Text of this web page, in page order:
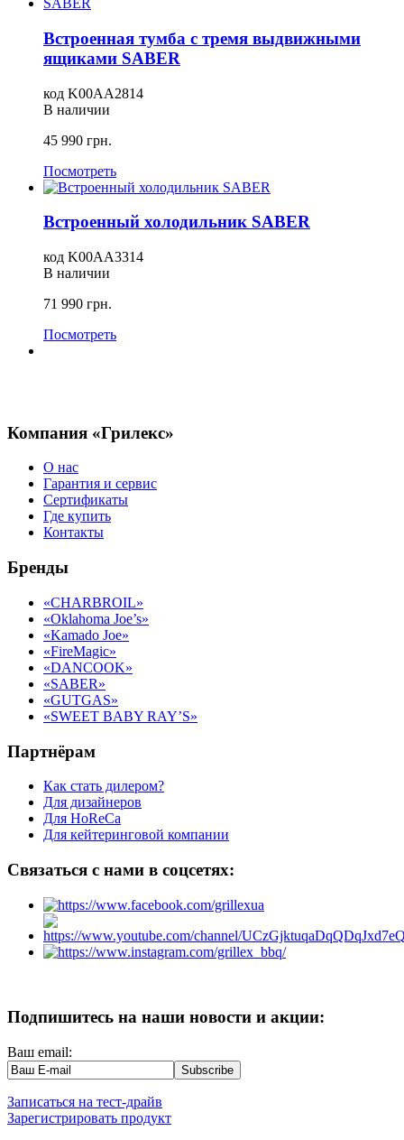
Встроенная тумба с тремя выдвижными
ящиками SABER
код K00АА2814
В наличии
45 990 грн.
Посмотреть
Встроенный холодильник SABER
код K00AA3314
В наличии
71 990 грн.
Посмотреть
Компания «Грилекс»
О нас
Гарантия и сервис
Сертификаты
Где купить
Контакты
Бренды
«CHARBROIL»
«Oklahoma Joe’s»
«Kamado Joe»
«FireMagic»
«DANCOOK»
«SABER»
«GUTGAS»
«SWEET BABY RAY’S»
Партнёрам
Как стать дилером?
Для дизайнеров
Для HoReCa
Для кейтеринговой компании
Связаться с нами в соцсетях:
Подпишитесь на наши новости и акции:
Ваш email:
Записаться на тест-драйв
Зарегистрировать продукт